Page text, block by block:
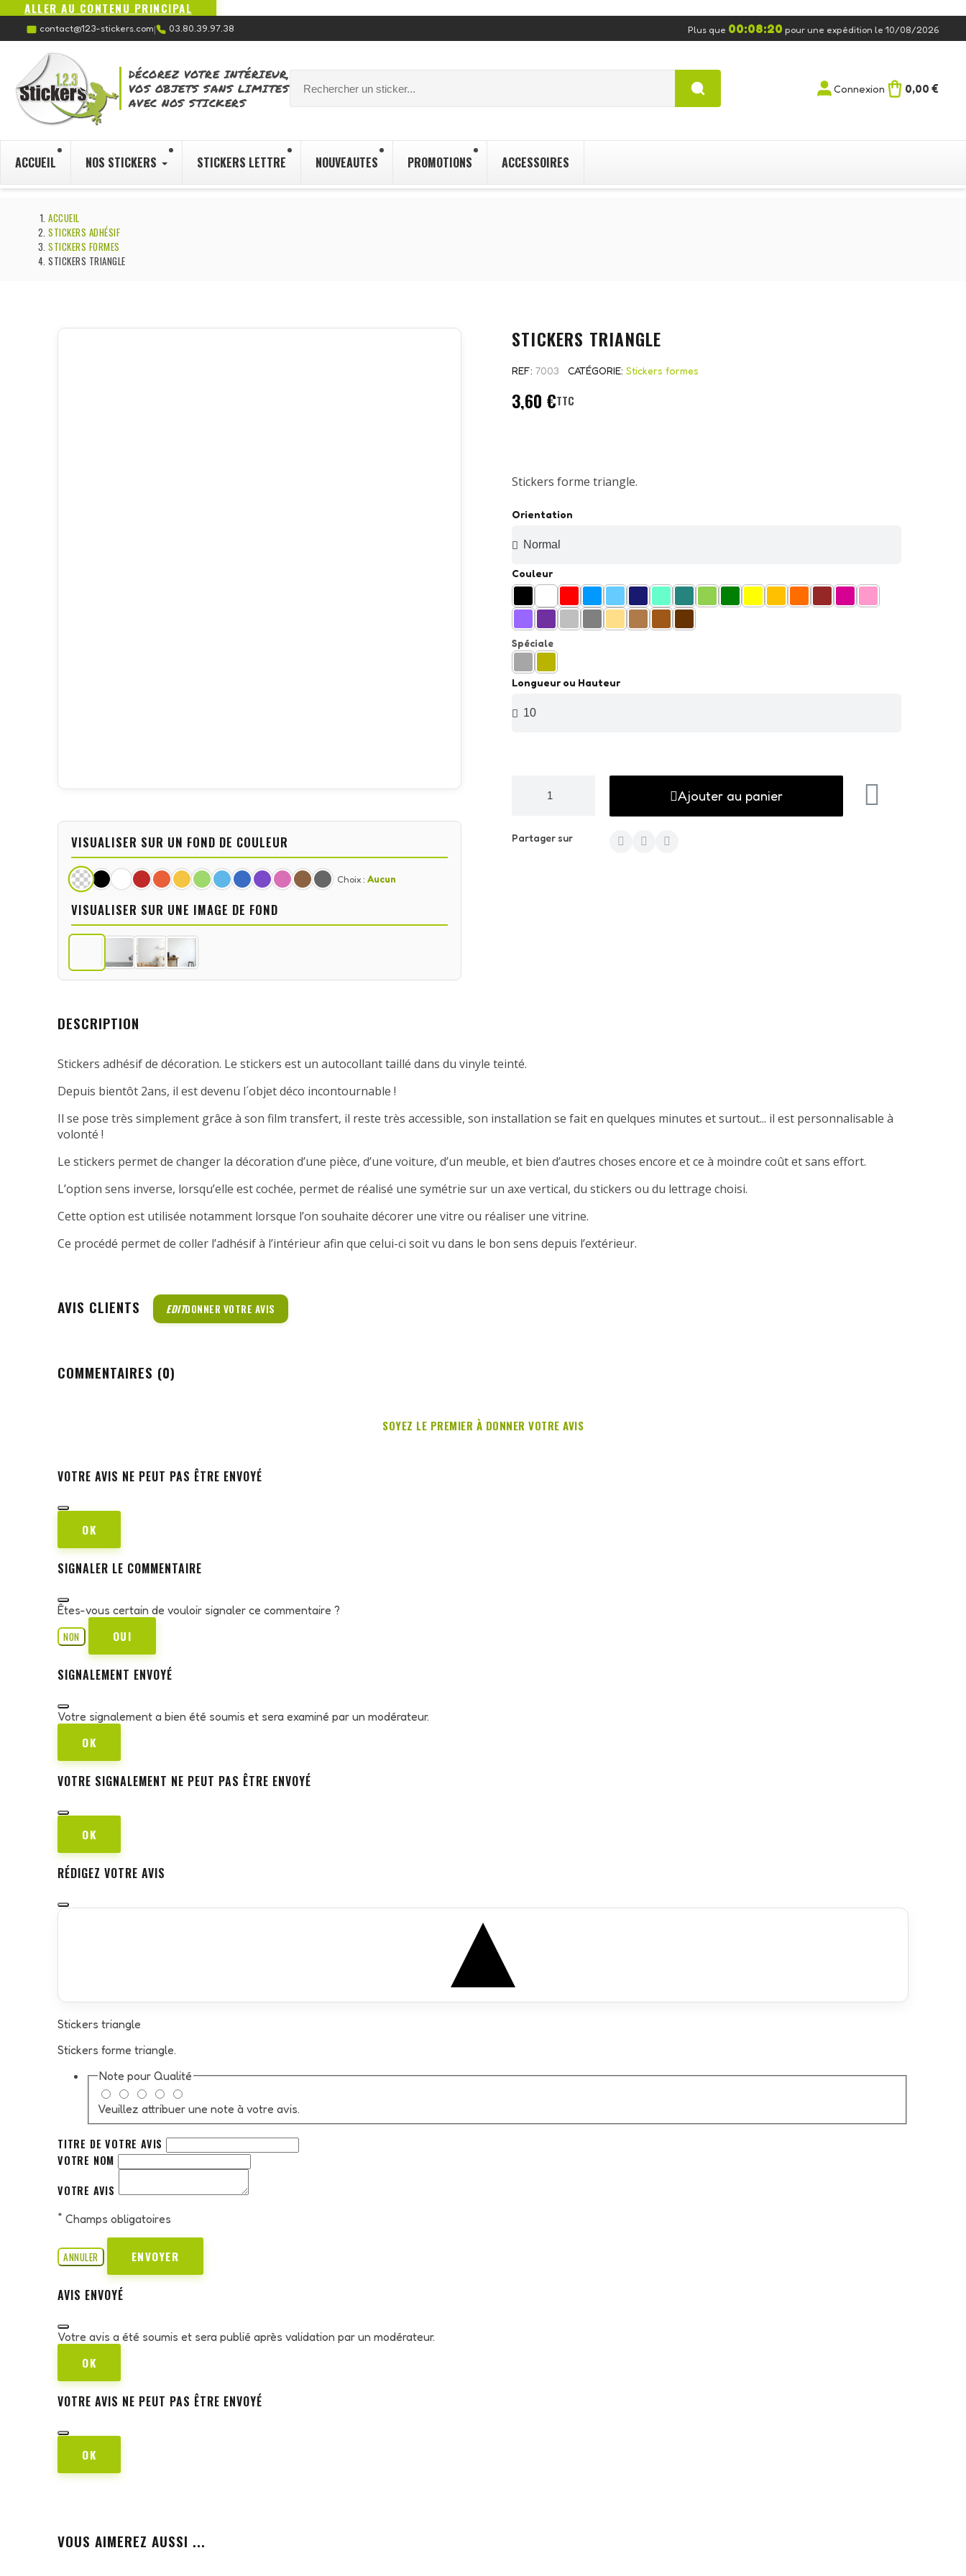
ALLER AU CONTENU PRINCIPAL
contact@123-stickers.com| 03.80.39.97.38 Plus que 00:08:20 pour une expédition le 10/08/2026
DÉCOREZ VOTRE INTÉRIEUR,
VOS OBJETS SANS LIMITES
AVEC NOS STICKERS
Connexion 0,00 €
ACCUEIL NOS STICKERS STICKERS LETTRE NOUVEAUTES PROMOTIONS ACCESSOIRES
ACCUEIL
STICKERS ADHÉSIF
STICKERS FORMES
STICKERS TRIANGLE
VISUALISER SUR UN FOND DE COULEUR
Choix : Aucun
VISUALISER SUR UNE IMAGE DE FOND
STICKERS TRIANGLE
REF 7003 CATÉGORIE Stickers formes
3,60 €TTC
Stickers forme triangle.
Orientation
Couleur
Spéciale
Longueur ou Hauteur
Ajouter au panier
Partager sur
DESCRIPTION
Stickers adhésif de décoration. Le stickers est un autocollant taillé dans du vinyle teinté.
Depuis bientôt 2ans, il est devenu l´objet déco incontournable !
Il se pose très simplement grâce à son film transfert, il reste très accessible, son installation se fait en quelques minutes et surtout... il est personnalisable à
volonté !
Le stickers permet de changer la décoration d’une pièce, d’une voiture, d’un meuble, et bien d’autres choses encore et ce à moindre coût et sans effort.
L’option sens inverse, lorsqu’elle est cochée, permet de réalisé une symétrie sur un axe vertical, du stickers ou du lettrage choisi.
Cette option est utilisée notamment lorsque l’on souhaite décorer une vitre ou réaliser une vitrine.
Ce procédé permet de coller l’adhésif à l’intérieur afin que celui-ci soit vu dans le bon sens depuis l’extérieur.
AVIS CLIENTS EDITDONNER VOTRE AVIS
COMMENTAIRES (0)
SOYEZ LE PREMIER À DONNER VOTRE AVIS
VOTRE AVIS NE PEUT PAS ÊTRE ENVOYÉ
OK
SIGNALER LE COMMENTAIRE
Êtes-vous certain de vouloir signaler ce commentaire ?
NON
OUI
SIGNALEMENT ENVOYÉ
Votre signalement a bien été soumis et sera examiné par un modérateur.
OK
VOTRE SIGNALEMENT NE PEUT PAS ÊTRE ENVOYÉ
OK
RÉDIGEZ VOTRE AVIS
Stickers triangle
Stickers forme triangle.
Note pour Qualité
Veuillez attribuer une note à votre avis.
TITRE DE VOTRE AVIS
VOTRE NOM
VOTRE AVIS
* Champs obligatoires
ANNULER ENVOYER
AVIS ENVOYÉ
Votre avis a été soumis et sera publié après validation par un modérateur.
OK
VOTRE AVIS NE PEUT PAS ÊTRE ENVOYÉ
OK
VOUS AIMEREZ AUSSI ...